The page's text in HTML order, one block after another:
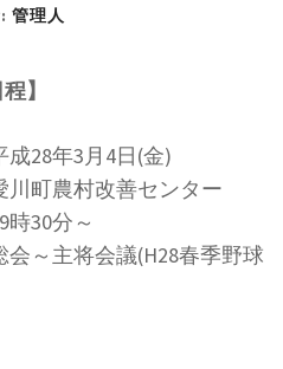
管理人
】
年3月4日(金)
農村改善センター
30分～
～主将会議(H28春季野球